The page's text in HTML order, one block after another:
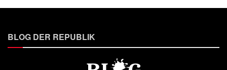
BLOG DER REPUBLIK